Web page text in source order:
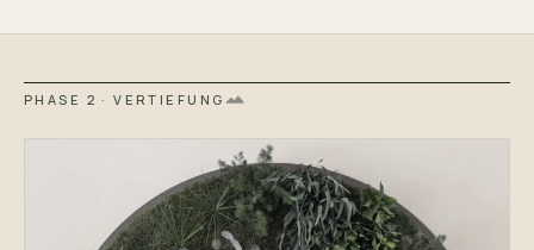
PHASE 2 · VERTIEFUNG